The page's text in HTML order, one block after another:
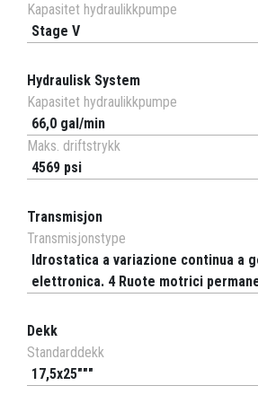
Kapasitet hydraulikkpumpe
Stage V
Hydraulisk System
Kapasitet hydraulikkpumpe
66,0 gal/min
Maks. driftstrykk
4569 psi
Transmisjon
Transmisjonstype
Idrostatica a variazione continua a
elettronica. 4 Ruote motrici
Dekk
Standarddekk
17,5x25"""